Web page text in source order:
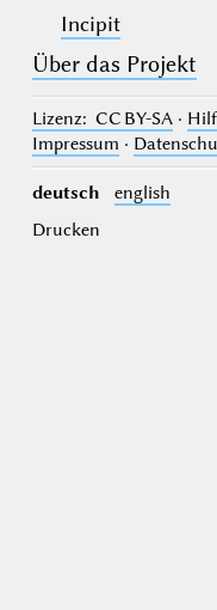
Incipit
Über das Projekt
Lizenz: CC BY-SA·
Impressum ·
deutsch
english
Drucken